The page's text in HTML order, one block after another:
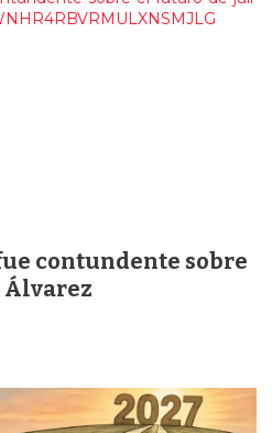
contundente sobre